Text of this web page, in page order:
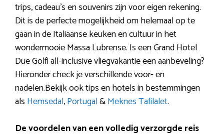
trips, cadeau’s en souvenirs zijn voor eigen rekening.
Dit is de perfecte mogelijkheid om helemaal op te
gaan in de Italiaanse keuken en cultuur in het
wondermooie Massa Lubrense. Is een Grand Hotel
Due Golfi all-inclusive vliegvakantie een aanbeveling?
Hieronder check je verschillende voor- en
nadelen.Bekijk ook tips en hotels in bestemmingen
als Hemsedal,Portugal&Meknes Tafilalet.
De voordelen van een volledig verzorgde reis